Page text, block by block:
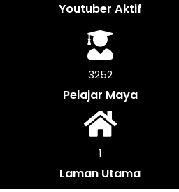
Youtuber Aktif
3615
Pelajar Maya
1
Laman Utama